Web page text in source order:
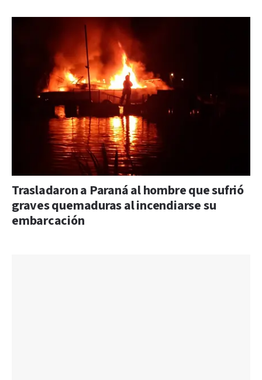
Trasladaron a Paraná al hombre que sufrió
graves quemaduras al incendiarse su
embarcación